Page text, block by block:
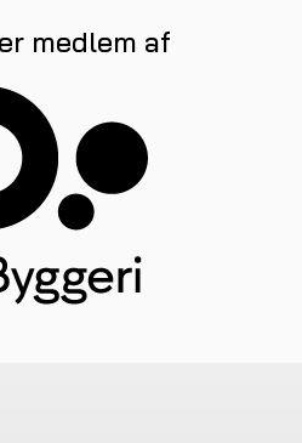
medlem af